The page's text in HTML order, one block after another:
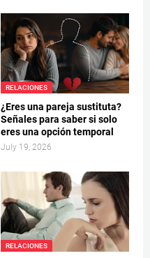
RELACIONES
¿Eres una pareja sustituta?
Señales para saber si solo
eres una opción temporal
July 19, 2026
RELACIONES